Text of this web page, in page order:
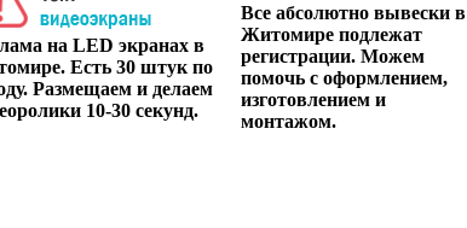
на LED экранах в
Есть 30 штук по
Размещаем и делаем
10-30 секунд.
Все абсолютно вывески в
Житомире подлежат
регистрации. Можем
помочь с оформлением,
изготовлением и
монтажом.